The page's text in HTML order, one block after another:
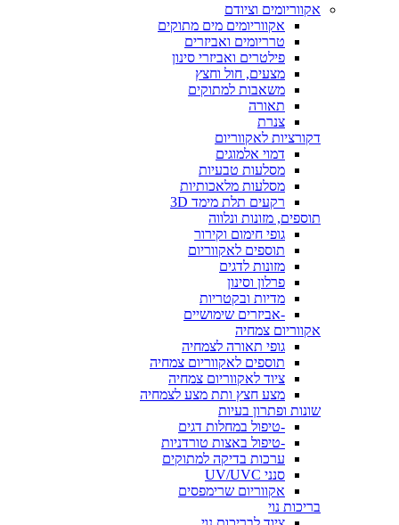
אקווריומים וציודם
אקווריומים מים מתוקים
טרריומים ואביזרים
פילטרים ואביזרי סינון
מצעים, חול וחצץ
משאבות למתוקים
תאורה
צנרת
דקורציות לאקווריום
דמוי אלמוגים
מסלעות טבעיות
מסלעות מלאכותיות
רקעים תלת מימד 3D
תוספים, מזונות ונלווה
גופי חימום וקירור
תוספים לאקווריום
מזונות לדגים
פרלון וסינון
מדיות ובקטריות
-אביזרים שימושיים
אקווריום צמחיה
גופי תאורה לצמחיה
תוספים לאקווריום צמחיה
ציוד לאקווריום צמחיה
מצע חצץ ותת מצע לצמחיה
שונות ופתרון בעיות
-טיפול במחלות דגים
-טיפול באצות טורדניות
ערכות בדיקה למתוקים
סנני UV/UVC
אקווריום שרימפסים
בריכות נוי